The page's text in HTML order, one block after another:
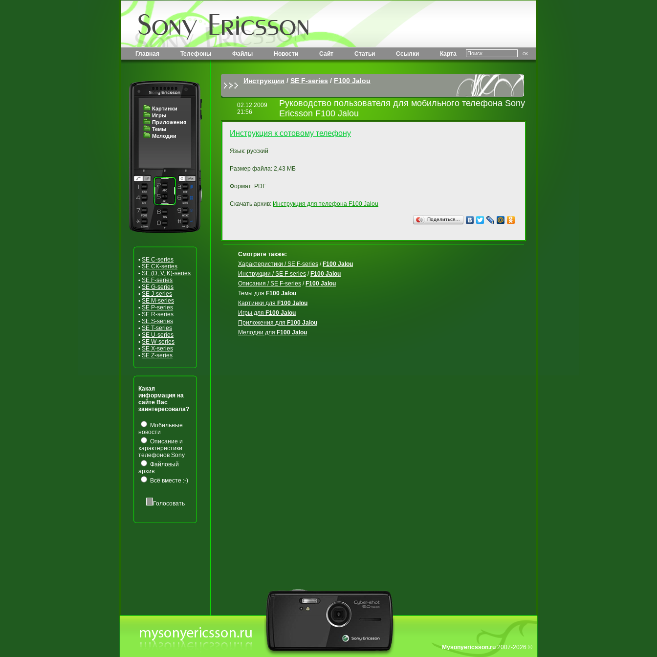
Главная Телефоны Файлы Новости Сайт Статьи Ссылки Карта
Картинки
Игры
Приложения
Темы
Мелодии
• SE C-series
• SE CK-series
• SE (D, V, K)-series
• SE F-series
• SE G-series
• SE J-series
• SE M-series
• SE P-series
• SE R-series
• SE S-series
• SE T-series
• SE U-series
• SE W-series
• SE X-series
• SE Z-series
Какая
информация на
сайте Вас
заинтересовала?
Мобильные
новости
Описание и
характеристики
телефонов Sony
Файловый
архив
Всё вместе :-)
Голосовать
Инструкции / SE F-series / F100 Jalou
02.12.2009
21:56
Руководство пользователя для мобильного телефона Sony
Ericsson F100 Jalou
Инструкция к сотовому телефону
Язык: русский
Размер файла: 2,43 МБ
Формат: PDF
Скачать архив: Инструкция для телефона F100 Jalou
Поделиться…
Смотрите также:
Характеристики / SE F-series / F100 Jalou
Инструкции / SE F-series / F100 Jalou
Описания / SE F-series / F100 Jalou
Темы для F100 Jalou
Картинки для F100 Jalou
Игры для F100 Jalou
Приложения для F100 Jalou
Мелодии для F100 Jalou
Mysonyericsson.ru2007-2026 ©